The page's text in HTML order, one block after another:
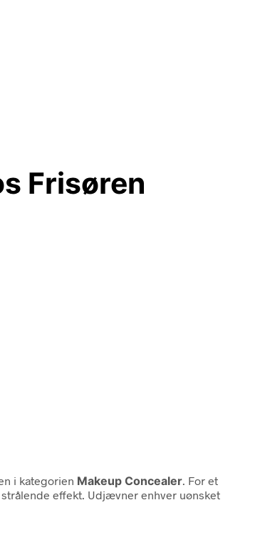
Frisøren
i kategorien Makeup Concealer . For et
effekt. Udjævner enhver uønsket